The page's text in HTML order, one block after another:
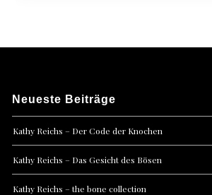
Neueste Beiträge
Kathy Reichs – Der Code der Knochen
Kathy Reichs – Das Gesicht des Bösen
Kathy Reichs – the bone collection